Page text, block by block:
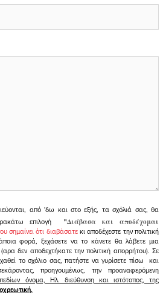
από 'δω και στο εξής, τα σχόλιά σας, θα
επιλογή
"Διάβασα και αποδέχομαι
σημαίνει ότι διαβάσατεκι αποδέχεστε την πολιτική
φορά, ξεχάσετε να το κάνετε θα λάβετε μια
δεν αποδεχτήκατε την πολιτική απορρήτου). Σε
το σχόλιο σας, πατήστε να γυρίσετε πίσω και
προηγουμένως, την προαναφερόμενη
όνομα, Ηλ. διεύθυνση και ιστότοπος, της